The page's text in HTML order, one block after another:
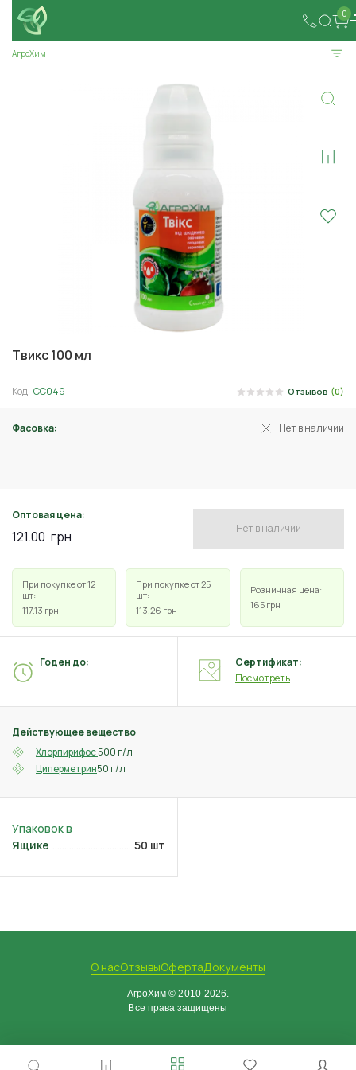
0
АгроХим
Твикс 100 мл
Код: СС049 Отзывов (0)
Фасовка: Нет в наличии
Оптовая цена:
121.00 грн Нет в наличии
При покупке от 12
шт:
117.13 грн
При покупке от 25
шт:
113.26 грн
Розничная цена:
165 грн
Действующее вещество
Хлорпирифос 500 г/л
Циперметрин50 г/л
Годен до:
Сертификат:
Посмотреть
Ящике 50 шт
О насОтзывыОфертаДокументы
АгроХим © 2010-2026.
Все права защищены